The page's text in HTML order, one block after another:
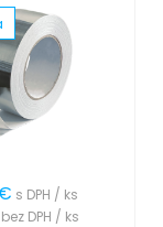
s DPH / ks
bez DPH / ks